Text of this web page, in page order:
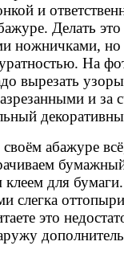
и
Делать
ножничками, но
На
вырезать
и за
абажуре
клеем для
слегка
это